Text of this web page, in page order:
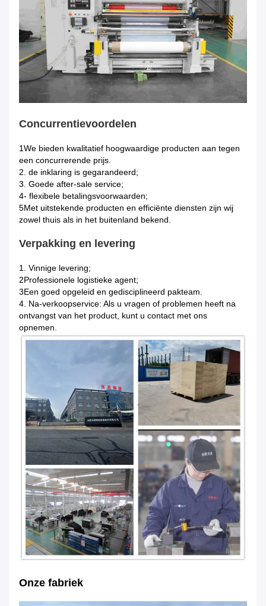
Concurrentievoordelen
1We bieden kwalitatief hoogwaardige producten aan tegen
een concurrerende prijs.
2. de inklaring is gegarandeerd;
3. Goede after-sale service;
4- flexibele betalingsvoorwaarden;
5Met uitstekende producten en efficiënte diensten zijn wij
zowel thuis als in het buitenland bekend.
Verpakking en levering
1. Vinnige levering;
2Professionele logistieke agent;
3Een goed opgeleid en gedisciplineerd pakteam.
4. Na-verkoopservice: Als u vragen of problemen heeft na
ontvangst van het product, kunt u contact met ons
opnemen.
Onze fabriek